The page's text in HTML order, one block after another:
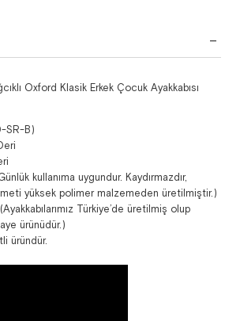
Oxford Klasik Erkek Çocuk Ayakkabısı
SR-B)
kullanıma uygundur. Kaydırmazdır,
yüksek polimer malzemeden üretilmiştir.)
Türkiye’de üretilmiş olup
ürünüdür.)
üründür.